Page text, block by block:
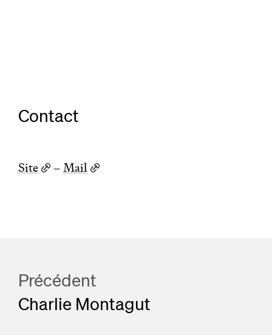
Contact
Site –Mail
Précédent
Charlie Montagut